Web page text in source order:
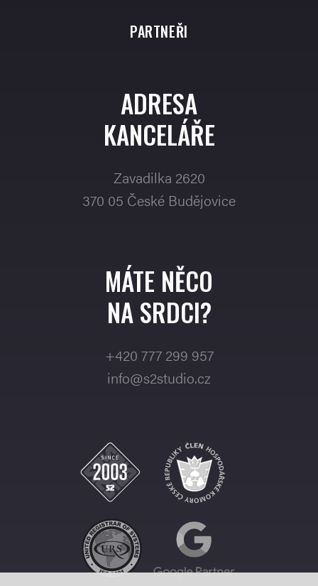
PARTNEŘI
ADRESA
KANCELÁŘE
Zavadilka 2620
370 05 České Budějovice
MÁTE NĚCO
NA SRDCI?
+420 777 299 957
info@s2studio.cz